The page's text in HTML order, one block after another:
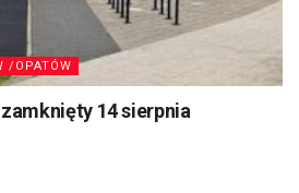
/OPATÓW
14 sierpnia